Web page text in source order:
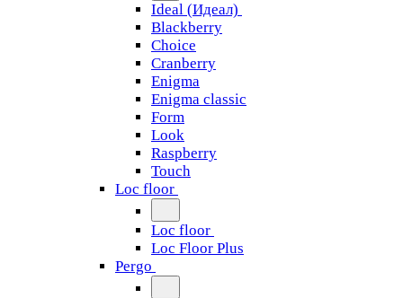
Ideal (Идеал)
Blackberry
Choice
Cranberry
Enigma
Enigma classic
Form
Look
Raspberry
Touch
Loc floor
Loc floor
Loc Floor Plus
Pergo